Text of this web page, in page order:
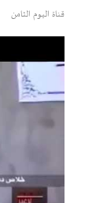
قناة اليوم الثامن